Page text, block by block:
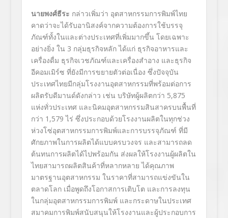
นายพงศ์ธีระ กล่าวเพิ่มว่า อุตสาหกรรมการพิมพ์ไทย
คาดว่าจะได้รับอานิสงค์จากความต้องการใช้บรรจุ
ภัณฑ์ทั้งในและต่างประเทศที่เพิ่มมากขึ้น โดยเฉพาะ
อย่างยิ่ง ใน 3 กลุ่มธุรกิจหลัก ได้แก่ ธุรกิจอาหารและ
เครื่องดื่ม ธุรกิจเวชภัณฑ์และเครื่องสำอาง และธุรกิจ
อีคอมเมิร์ซ ที่ยังมีการขยายตัวต่อเนื่อง ซึ่งปัจจุบัน
ประเทศไทยมีกลุ่มโรงงานอุตสาหกรรมที่พร้อมต่อการ
ผลิตรับดีมานด์ดังกล่าว เช่น บริษัทผู้ผลิตกว่า 5,875
แห่งทั่วประเทศ และนิคมอุตสาหกรรมสินสาครบนพื้นที่
กว่า 1,579 ไร่ ซึ่งประกอบด้วยโรงงานผลิตในทุกช่วง
ห่วงโซ่อุตสาหกรรมการพิมพ์และการบรรจุภัณฑ์ ที่มี
ศักยภาพในการผลิตได้แบบครบวงจร และสามารถลด
ต้นทนการผลิตได้ไปพร้อมกัน ส่งผลให้โรงงานผู้ผลิตใน
ไทยสามารถผลิตสินค้าที่หลากหลาย ได้คุณภาพ
มาตรฐานอุตสาหกรรม ในราคาที่สามารถแข่งขันใน
ตลาดโลก เมื่อพูดถึงโอกาสการเติบโต และการลงทุน
ในกลุ่มอุตสาหกรรมการพิมพ์ และกระดาษในประเทศ
สมาคมการพิมพ์สนับสนุนให้โรงงานและผู้ประกอบการ